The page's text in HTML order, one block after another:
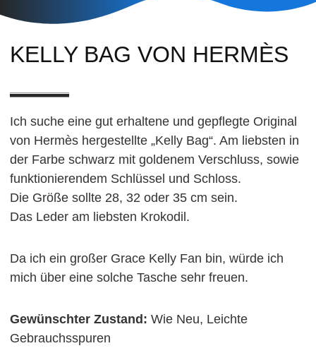
KELLY BAG VON HERMÈS
Ich suche eine gut erhaltene und gepflegte Original
von Hermès hergestellte „Kelly Bag“. Am liebsten in
der Farbe schwarz mit goldenem Verschluss, sowie
funktionierendem Schlüssel und Schloss.
Die Größe sollte 28, 32 oder 35 cm sein.
Das Leder am liebsten Krokodil.
Da ich ein großer Grace Kelly Fan bin, würde ich
mich über eine solche Tasche sehr freuen.
Gewünschter Zustand: Wie Neu, Leichte
Gebrauchsspuren